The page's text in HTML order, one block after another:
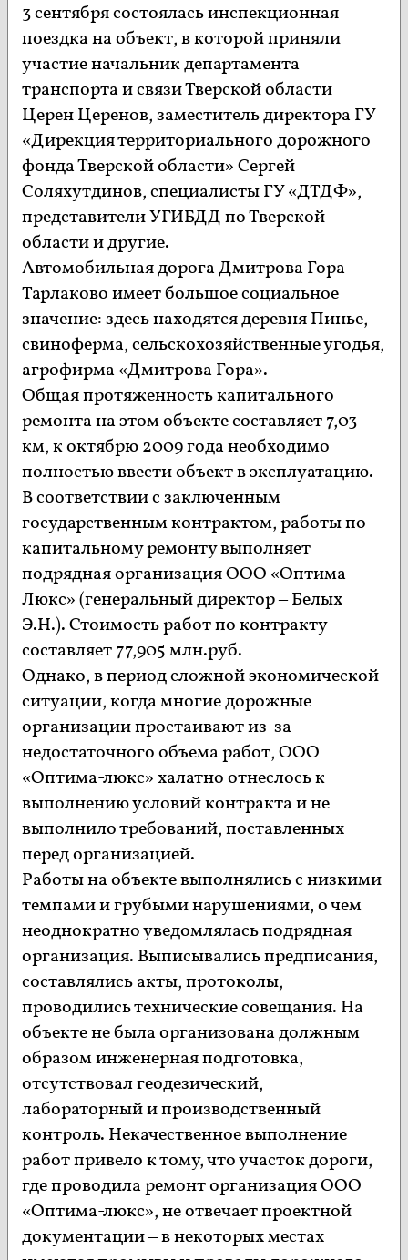
3 сентября состоялась инспекционная
поездка на объект, в которой приняли
участие начальник департамента
транспорта и связи Тверской области
Церен Церенов, заместитель директора ГУ
«Дирекция территориального дорожного
фонда Тверской области» Сергей
Соляхутдинов, специалисты ГУ «ДТДФ»,
представители УГИБДД по Тверской
области и другие.
Автомобильная дорога Дмитрова Гора –
Тарлаково имеет большое социальное
значение: здесь находятся деревня Пинье,
свиноферма, сельскохозяйственные угодья,
агрофирма «Дмитрова Гора».
Общая протяженность капитального
ремонта на этом объекте составляет 7,03
км, к октябрю 2009 года необходимо
полностью ввести объект в эксплуатацию.
В соответствии с заключенным
государственным контрактом, работы по
капитальному ремонту выполняет
подрядная организация ООО «Оптима-
Люкс» (генеральный директор – Белых
Э.Н.). Стоимость работ по контракту
составляет 77,905 млн.руб.
Однако, в период сложной экономической
ситуации, когда многие дорожные
организации простаивают из-за
недостаточного объема работ, ООО
«Оптима-люкс» халатно отнеслось к
выполнению условий контракта и не
выполнило требований, поставленных
перед организацией.
Работы на объекте выполнялись с низкими
темпами и грубыми нарушениями, о чем
неоднократно уведомлялась подрядная
организация. Выписывались предписания,
составлялись акты, протоколы,
проводились технические совещания. На
объекте не была организована должным
образом инженерная подготовка,
отсутствовал геодезический,
лабораторный и производственный
контроль. Некачественное выполнение
работ привело к тому, что участок дороги,
где проводила ремонт организация ООО
«Оптима-люкс», не отвечает проектной
документации – в некоторых местах